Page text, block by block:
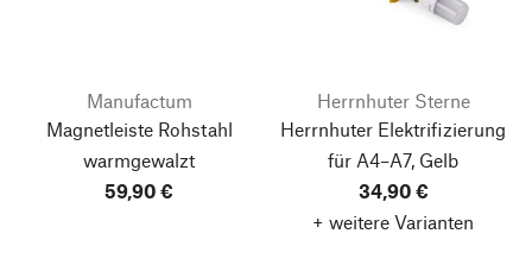
Manufactum
Magnetleiste Rohstahl
warmgewalzt
59,90 €
Herrnhuter Sterne
Herrnhuter Elektrifizierung
für A4–A7, Gelb
34,90 €
+ weitere Varianten